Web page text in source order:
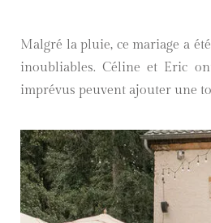
Malgré la pluie, ce mariage a
inoubliables. Céline et Eric
imprévus peuvent ajouter une